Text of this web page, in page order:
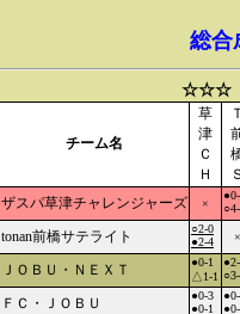
総合
☆☆☆
チーム名
草
津
Ｃ
Ｈ
ザスパ草津チャレンジャーズ ×
tonan前橋サテライト
○2-0
●2-4
×
ＪＯＢＵ・ＮＥＸＴ
●0-1
△1-1
ＦＣ・ＪＯＢＵ
●0-3
●0-1